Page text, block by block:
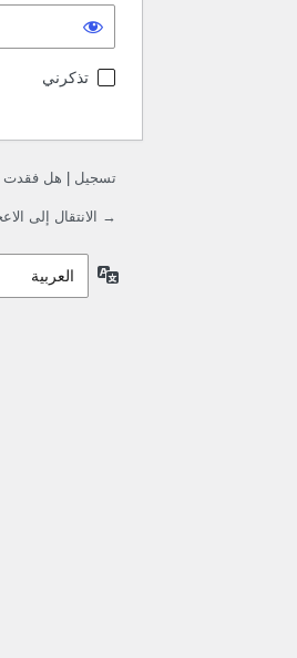
تذكرني
تسجيل هل فقدت
→ الانتقال إلى
اللغة